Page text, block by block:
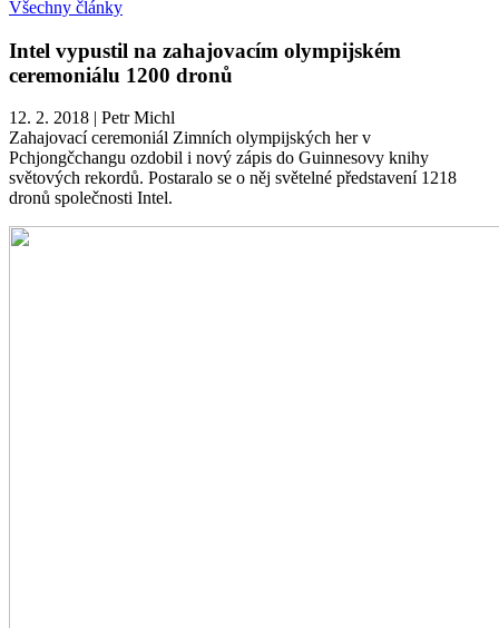
Všechny články
Intel vypustil na zahajovacím olympijském
ceremoniálu 1200 dronů
12. 2. 2018 | Petr Michl
Zahajovací ceremoniál Zimních olympijských her v
Pchjongčchangu ozdobil i nový zápis do Guinnesovy knihy
světových rekordů. Postaralo se o něj světelné představení 1218
dronů společnosti Intel.